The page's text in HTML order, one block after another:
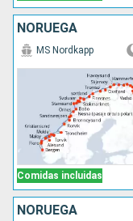
NORUEGA
Comidas incluidas
MS Nordkapp
NORUEGA